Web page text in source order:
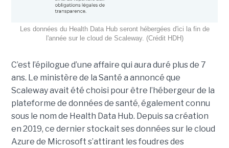
Les données du Health Data Hub seront hébergées d'ici la fin de
l'année sur le cloud de Scaleway. (Crédit HDH)
C’est l’épilogue d’une affaire qui aura duré plus de 7
ans. Le ministère de la Santé a annoncé que
Scaleway avait été choisi pour être l’hébergeur de la
plateforme de données de santé, également connu
sous le nom de Health Data Hub. Depuis sa création
en 2019, ce dernier stockait ses données sur le cloud
Azure de Microsoft s’attirant les foudres des